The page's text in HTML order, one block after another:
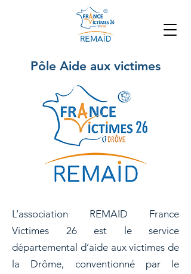
Pôle Aide aux victimes
L’association REMAID France
Victimes 26 est le service
départemental d’aide aux victimes de
la Drôme, conventionné par le